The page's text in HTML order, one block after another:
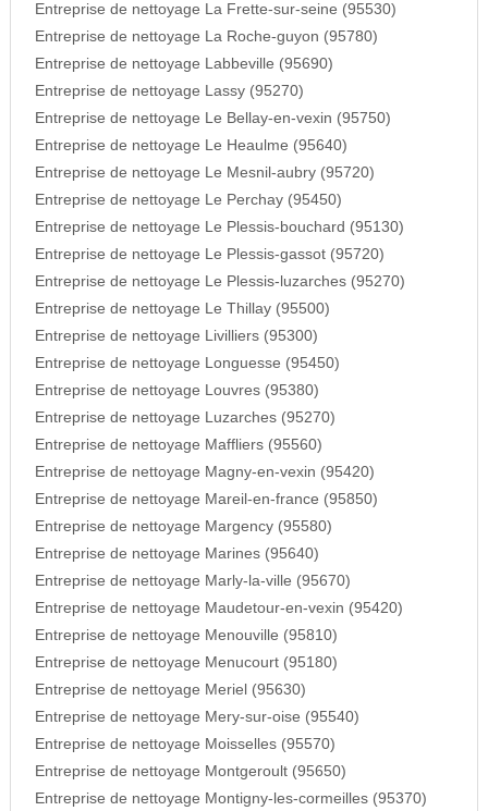
Entreprise de nettoyage La Frette-sur-seine (95530)
Entreprise de nettoyage La Roche-guyon (95780)
Entreprise de nettoyage Labbeville (95690)
Entreprise de nettoyage Lassy (95270)
Entreprise de nettoyage Le Bellay-en-vexin (95750)
Entreprise de nettoyage Le Heaulme (95640)
Entreprise de nettoyage Le Mesnil-aubry (95720)
Entreprise de nettoyage Le Perchay (95450)
Entreprise de nettoyage Le Plessis-bouchard (95130)
Entreprise de nettoyage Le Plessis-gassot (95720)
Entreprise de nettoyage Le Plessis-luzarches (95270)
Entreprise de nettoyage Le Thillay (95500)
Entreprise de nettoyage Livilliers (95300)
Entreprise de nettoyage Longuesse (95450)
Entreprise de nettoyage Louvres (95380)
Entreprise de nettoyage Luzarches (95270)
Entreprise de nettoyage Maffliers (95560)
Entreprise de nettoyage Magny-en-vexin (95420)
Entreprise de nettoyage Mareil-en-france (95850)
Entreprise de nettoyage Margency (95580)
Entreprise de nettoyage Marines (95640)
Entreprise de nettoyage Marly-la-ville (95670)
Entreprise de nettoyage Maudetour-en-vexin (95420)
Entreprise de nettoyage Menouville (95810)
Entreprise de nettoyage Menucourt (95180)
Entreprise de nettoyage Meriel (95630)
Entreprise de nettoyage Mery-sur-oise (95540)
Entreprise de nettoyage Moisselles (95570)
Entreprise de nettoyage Montgeroult (95650)
Entreprise de nettoyage Montigny-les-cormeilles (95370)